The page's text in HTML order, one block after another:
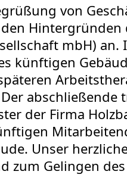
von
Hintergründen
mbH)
künftigen
abschließende
der Firma
Unser
zum Gelingen